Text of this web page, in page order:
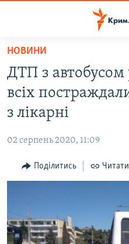
Перейти
основного
матеріалу
Перейти
до
основної
навігації
Перейти
до
ВОДА.КРИМ
ВІДЕО ТА ФОТО
БЛОГИ
ПОГЛЯД
ВСЕ ЗА ДЕНЬ
СПЕЦПРОЕКТИ
НОВИНИ
ДТП з автобусом
всіх
з лікарні
02 серпень 2020, 11:09
Поділитись